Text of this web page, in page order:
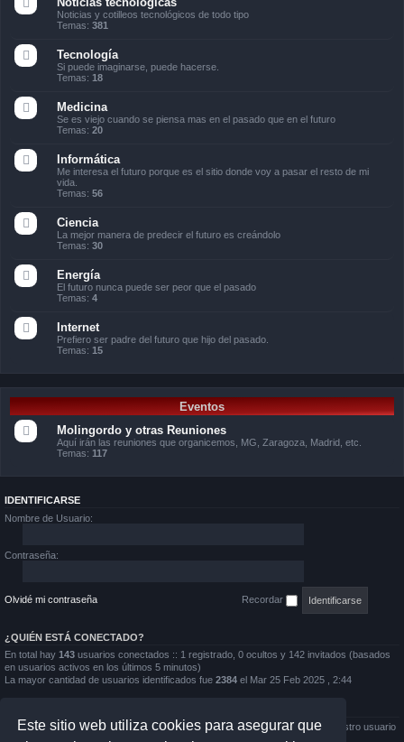
Este sitio web utiliza cookies para asegurar que
Noticias y cotilleos tecnológicos de todo tipo
Temas: 381
Tecnología
Si puede imaginarse, puede hacerse.
Temas: 18
Medicina
Se es viejo cuando se piensa mas en el pasado que en el futuro
Temas: 20
Informática
Me interesa el futuro porque es el sitio donde voy a pasar el resto de mi
vida.
Temas: 56
Ciencia
La mejor manera de predecir el futuro es creándolo
Temas: 30
Energía
El futuro nunca puede ser peor que el pasado
Temas: 4
Internet
Prefiero ser padre del futuro que hijo del pasado.
Temas: 15
Eventos
Molingordo y otras Reuniones
Aquí irán las reuniones que organicemos, MG, Zaragoza, Madrid, etc.
Temas: 117
IDENTIFICARSE
Nombre de Usuario:
Contraseña:
Olvidé mi contraseña Recordar
¿QUIÉN ESTÁ CONECTADO?
En total hay 143 usuarios conectados :: 1 registrado, 0 ocultos y 142 invitados (basados
en usuarios activos en los últimos 5 minutos)
La mayor cantidad de usuarios identificados fue 2384 el Mar 25 Feb 2025 , 2:44
Mensajes totales167724• Temas totales11150• Usuarios totales 2732• Nuestro usuario
más reciente es
Rafa45